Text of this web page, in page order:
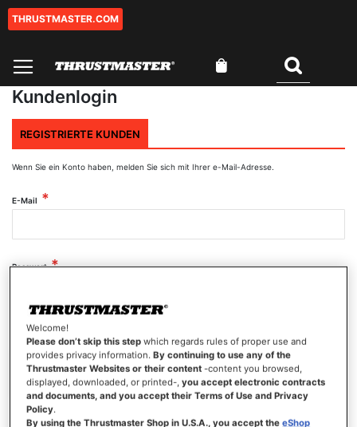
Zum
THRUSTMASTER.COM
Mein Warenkorb
Kundenlogin
REGISTRIERTE KUNDEN
Wenn Sie ein Konto haben, melden Sie sich mit Ihrer e-Mail-Adresse.
E-Mail
Passwort
Passwort anzeigen
ANMELDEN
Welcome!
Please don’t skip this step which regards rules of proper use and
provides privacy information.By continuing to use any of the
Thrustmaster Websites or their content -content you browsed,
displayed, downloaded, or printed-,you accept electronic contracts
and documents, and you accept their Terms of Use and Privacy
Policy.
By using the Thrustmaster Shop in U.S.A., you accept theeShop